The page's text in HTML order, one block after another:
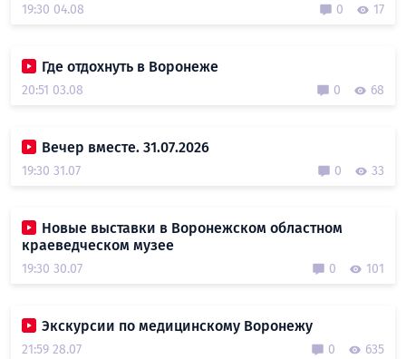
19:30 04.08 0 17
Где отдохнуть в Воронеже
20:51 03.08 0 68
Вечер вместе. 31.07.2026
19:30 31.07 0 33
Новые выставки в Воронежском областном
краеведческом музее
19:30 30.07 0 101
Экскурсии по медицинскому Воронежу
21:59 28.07 0 635